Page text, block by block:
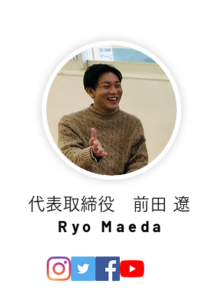
代表取締役 前田 遼
Ryo Maeda